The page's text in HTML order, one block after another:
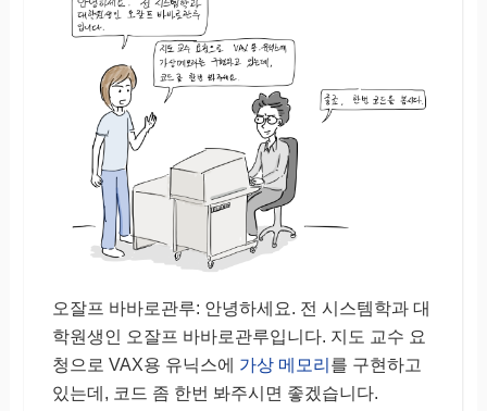
오잘프 바바로관루: 안녕하세요. 전 시스템학과 대
학원생인 오잘프 바바로관루입니다. 지도 교수 요
청으로 VAX용 유닉스에 가상 메모리 를 구현하고
있는데, 코드 좀 한번 봐주시면 좋겠습니다.